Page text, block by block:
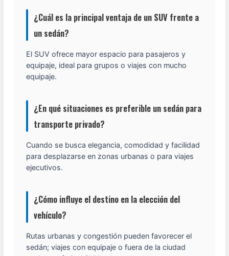
¿Cuál es la principal ventaja de un SUV frente a
un sedán?
El SUV ofrece mayor espacio para pasajeros y
equipaje, ideal para grupos o viajes con mucho
equipaje.
¿En qué situaciones es preferible un sedán para
transporte privado?
Cuando se busca elegancia, comodidad y facilidad
para desplazarse en zonas urbanas o para viajes
ejecutivos.
¿Cómo influye el destino en la elección del
vehículo?
Rutas urbanas y congestión pueden favorecer el
sedán; viajes con equipaje o fuera de la ciudad